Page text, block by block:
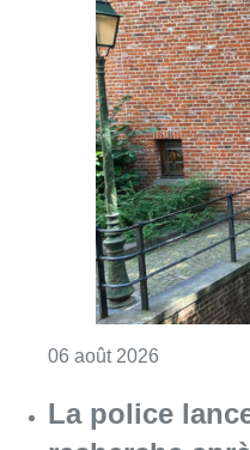
06 août 2026
La police